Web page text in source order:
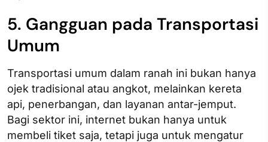
5. Gangguan pada Transportasi
Umum
Transportasi umum dalam ranah ini bukan hanya
ojek tradisional atau angkot, melainkan kereta
api, penerbangan, dan layanan antar-jemput.
Bagi sektor ini, internet bukan hanya untuk
membeli tiket saja, tetapi juga untuk mengatur